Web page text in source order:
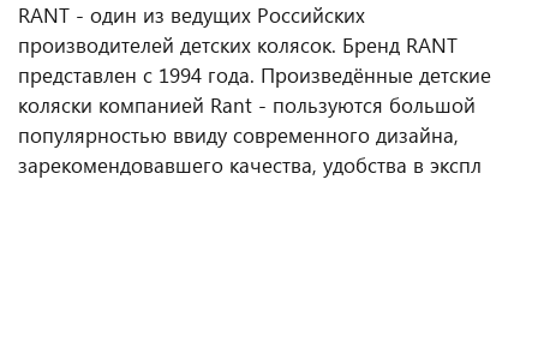
RANT - один из ведущих Российских
производителей детских колясок. Бренд RANT
представлен с 1994 года. Произведённые детские
коляски компанией Rant - пользуются большой
популярностью ввиду современного дизайна,
зарекомендовавшего качества, удобства в экспл